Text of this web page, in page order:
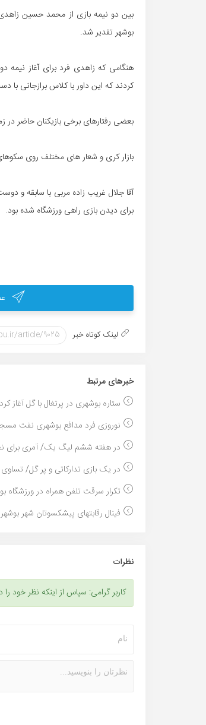
بین دو نیمه بازی از محمد حسین
بوشهر تقدیر شد.
هنگامی که زاهدی فرد برای آغاز نیمه
کردند که این داور با کلاس برازجانی با
بعضی رفتارهای برخی بازیکنان حاضر
بازار کری و شعار های مختلف روی
آقا جلال غریب زاده مربی با سابقه و
برای دیدن بازی راهی ورزشگاه شده بود.
لینک کوتاه خبر
خبر‌های مرتبط
ستاره بوشهری در پرتغال با گل آغاز
نوروزی فرد مدافع بوشهری نفت
در هفته ششم لیگ یک/ آمری برای
در یک بازی تدارکاتی و پر گل/ تساوی
تکرار سرقت تلفن همراه در ورزشگاه
فینال رقابتهای پیشکسوتان شهر
نظرات
کاربر گرامی: سپاس از اینکه نظر خود